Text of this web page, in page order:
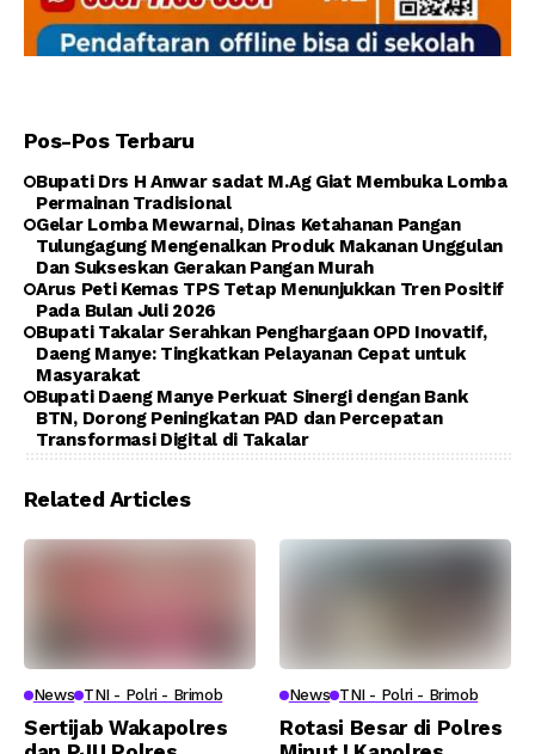
Pos-Pos Terbaru
Bupati Drs H Anwar sadat M.Ag Giat Membuka Lomba
Permainan Tradisional
Gelar Lomba Mewarnai, Dinas Ketahanan Pangan
Tulungagung Mengenalkan Produk Makanan Unggulan
Dan Sukseskan Gerakan Pangan Murah
Arus Peti Kemas TPS Tetap Menunjukkan Tren Positif
Pada Bulan Juli 2026
Bupati Takalar Serahkan Penghargaan OPD Inovatif,
Daeng Manye: Tingkatkan Pelayanan Cepat untuk
Masyarakat
Bupati Daeng Manye Perkuat Sinergi dengan Bank
BTN, Dorong Peningkatan PAD dan Percepatan
Transformasi Digital di Takalar
Related Articles
News TNI - Polri - Brimob
Sertijab Wakapolres
News TNI - Polri - Brimob
Rotasi Besar di Polres